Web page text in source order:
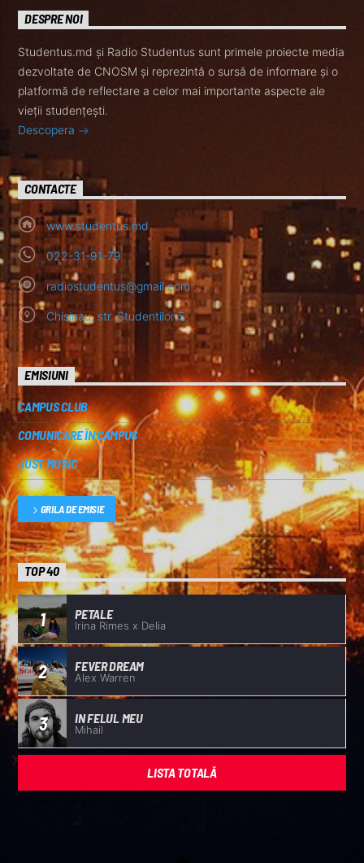
DESPRE NOI
Studentus.md și Radio Studentus sunt primele proiecte media
dezvoltate de CNOSM și reprezintă o sursă de informare și o
platformă de reflectare a celor mai importante aspecte ale
vieții studențești.
Descopera
CONTACTE
www.studentus.md
022-31-91-79
radiostudentus@gmail.com
Chisinau, str. Studentilor 5
EMISIUNI
CAMPUS CLUB
COMUNICARE ÎN CAMPUS
JUST MUSIC
GRILA DE EMISIE
TOP 40
1 PETALE
Irina Rimes x Delia
2 FEVER DREAM
Alex Warren
3 IN FELUL MEU
Mihail
LISTA TOTALĂ